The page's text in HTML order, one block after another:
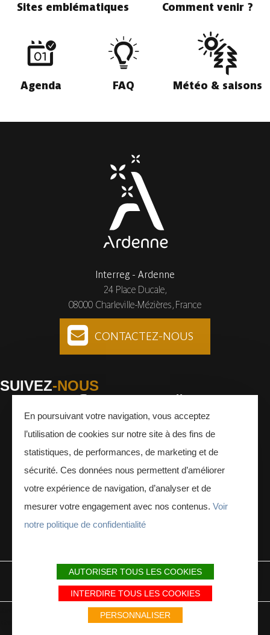
Sites emblématiques Comment venir ?
Agenda FAQ Météo & saisons
Interreg - Ardenne
24 Place Ducale,
08000 Charleville-Mézières, France
CONTACTEZ-NOUS
SUIVEZ-NOUS
Facebook Instagram Youtube
MENTIONS LÉGALES PLAN DU SITE PARTENAIRES
Avec le soutien du Fonds Européen de développement régional / Met
steun van het Europese Fonds voor Regionale Ontwikkeling
En poursuivant votre navigation, vous acceptez
l’utilisation de cookies sur notre site à des fins de
statistiques, de performances, de marketing et de
sécurité. Ces données nous permettent d’améliorer
votre expérience de navigation, d’analyser et de
mesurer votre engagement avec nos contenus. Voir
notre politique de confidentialité
AUTORISER TOUS LES COOKIES
INTERDIRE TOUS LES COOKIES
PERSONNALISER